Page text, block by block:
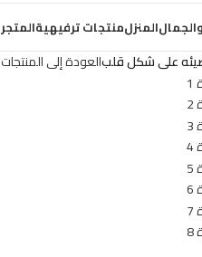
المنزلمنتجات ترفيهيةالمتجر
على شكل قلبالعودة إلى المنتجات